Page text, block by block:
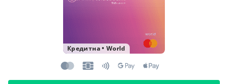
Кредитна• World